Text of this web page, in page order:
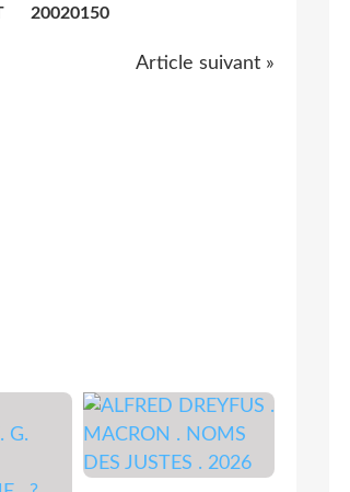
20020150
Article suivant »